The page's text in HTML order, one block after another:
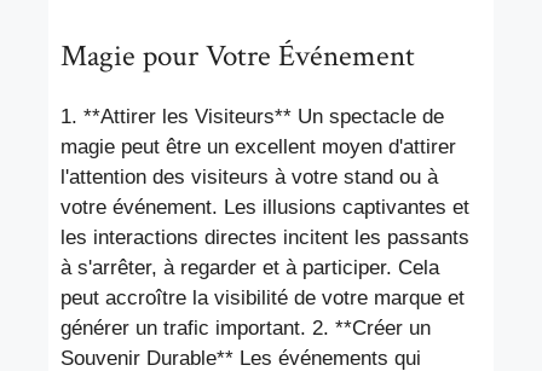
Magie pour Votre Événement
1. **Attirer les Visiteurs** Un spectacle de
magie peut être un excellent moyen d'attirer
l'attention des visiteurs à votre stand ou à
votre événement. Les illusions captivantes et
les interactions directes incitent les passants
à s'arrêter, à regarder et à participer. Cela
peut accroître la visibilité de votre marque et
générer un trafic important. 2. **Créer un
Souvenir Durable** Les événements qui